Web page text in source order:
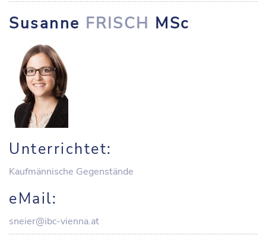
Susanne FRISCH MSc
Unterrichtet:
Kaufmännische Gegenstände
eMail:
sneier@ibc-vienna.at